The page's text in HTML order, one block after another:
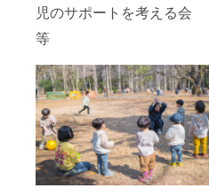
児のサポートを考える会
等